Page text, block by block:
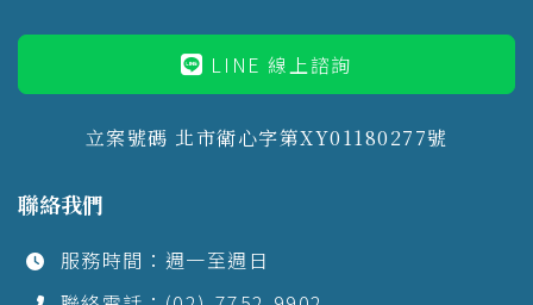
LINE 線上諮詢
立案號碼 北市衛心字第XY01180277號
聯絡我們
服務時間：週一至週日